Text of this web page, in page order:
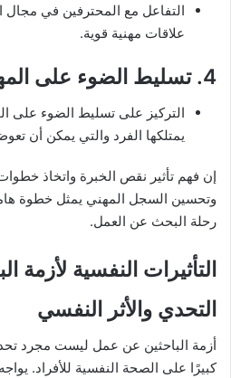
التفاعل مع المحترفين في مجال
علاقات مهنية قوية.
4. تسليط الضوء على
التركيز على تسليط الضوء على
يمتلكها الفرد والتي يمكن أن
إن فهم تأثير نقص الخبرة واتخاذ
وتحسين السجل المهني يمثل خطوة
رحلة البحث عن العمل.
التأثيرات النفسية
التحدي والأثر النفسي
أزمة الباحثين عن عمل ليست مجرد
كبيرًا على الصحة النفسية للأفراد.